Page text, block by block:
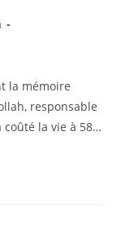
la mémoire
responsable
la vie à 58…